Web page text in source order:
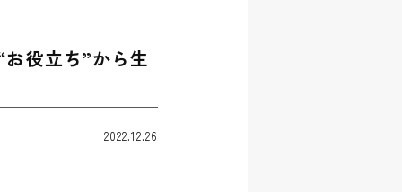
役立ち”から生
2022.12.26